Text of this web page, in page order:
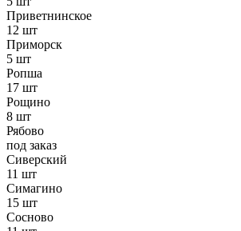
Приветнинское
12 шт
Приморск
5 шт
Ропша
17 шт
Рощино
8 шт
Рябово
под заказ
Сиверский
11 шт
Симагино
15 шт
Сосново